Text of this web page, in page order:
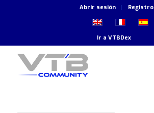
Abrir sesión Registro
Ir aVTBDex